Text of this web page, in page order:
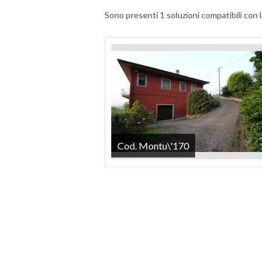
Sono presenti 1 soluzioni compatibili con
Cod. Montu\'170